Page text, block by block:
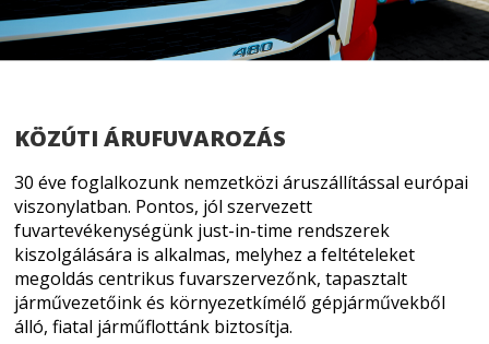
KÖZÚTI ÁRUFUVAROZÁS
30 éve foglalkozunk nemzetközi áruszállítással európai
viszonylatban. Pontos, jól szervezett
fuvartevékenységünk just-in-time rendszerek
kiszolgálására is alkalmas, melyhez a feltételeket
megoldás centrikus fuvarszervezőnk, tapasztalt
járművezetőink és környezetkímélő gépjárművekből
álló, fiatal járműflottánk biztosítja.